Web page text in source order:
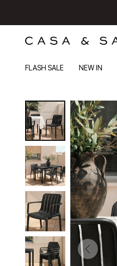
FLASH SALE NEW IN